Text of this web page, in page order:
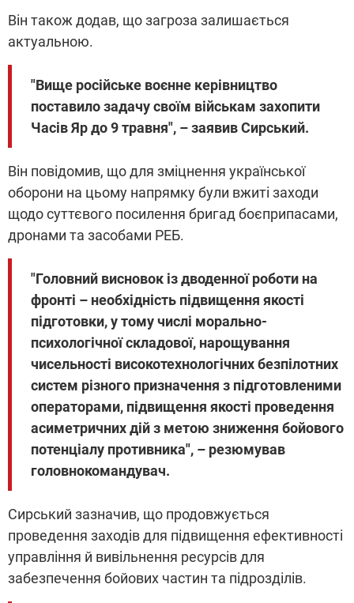
Він також додав, що загроза залишається
актуальною.
"Вище російське воєнне керівництво
поставило задачу своїм військам захопити
Часів Яр до 9 травня", – заявив Сирський.
Він повідомив, що для зміцнення української
оборони на цьому напрямку були вжиті заходи
щодо суттєвого посилення бригад боєприпасами,
дронами та засобами РЕБ.
"Головний висновок із дводенної роботи на
фронті – необхідність підвищення якості
підготовки, у тому числі морально-
психологічної складової, нарощування
чисельності високотехнологічних безпілотних
систем різного призначення з підготовленими
операторами, підвищення якості проведення
асиметричних дій з метою зниження бойового
потенціалу противника", – резюмував
головнокомандувач.
Сирський зазначив, що продовжується
проведення заходів для підвищення ефективності
управління й вивільнення ресурсів для
забезпечення бойових частин та підрозділів.